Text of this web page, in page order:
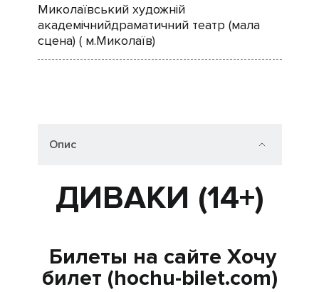
Миколаївський художній
академічнийдраматичний театр (мала
сцена) ( м.Миколаїв)
Опис
ДИВАКИ (14+)
Билеты на сайте Хочу
билет (hochu-bilet.com)